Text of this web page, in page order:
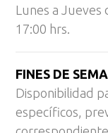
Lunes a Jueves
17:00 hrs.
FINES DE
Disponibilidad
específicos,